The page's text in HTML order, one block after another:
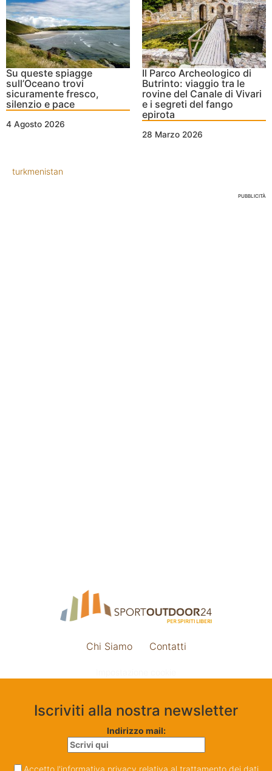
Su queste spiagge
sull’Oceano trovi
sicuramente fresco,
silenzio e pace
4 Agosto 2026
Il Parco Archeologico di
Butrinto: viaggio tra le
rovine del Canale di Vivari
e i segreti del fango
epirota
28 Marzo 2026
turkmenistan
PUBBLICITÀ
Chi Siamo Contatti
Iscriviti alla nostra newsletter
Indirizzo mail: